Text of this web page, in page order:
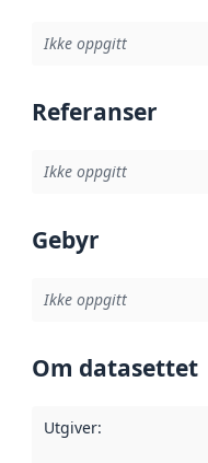
Ikke oppgitt
Referanser
Ikke oppgitt
Gebyr
Ikke oppgitt
Om datasettet
Utgiver: